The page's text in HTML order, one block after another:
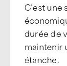
C’est
durée de
maintenir
étanche.